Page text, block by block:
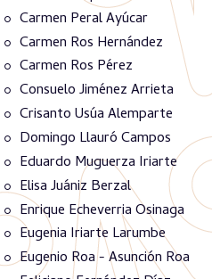
Carmen Peral Ayúcar
Carmen Ros Hernández
Carmen Ros Pérez
Consuelo Jiménez Arrieta
Crisanto Usúa Alemparte
Domingo Llauró Campos
Eduardo Muguerza Iriarte
Elisa Juániz Berzal
Enrique Echeverria Osinaga
Eugenia Iriarte Larumbe
Eugenio Roa - Asunción Roa